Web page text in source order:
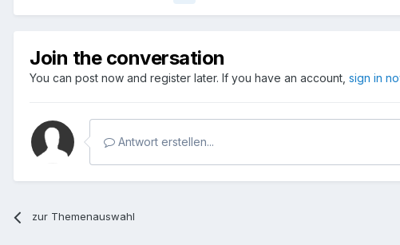
Join the conversation
You can post now and register later. If you have an account, sign in
Antwort erstellen...
zur Themenauswahl